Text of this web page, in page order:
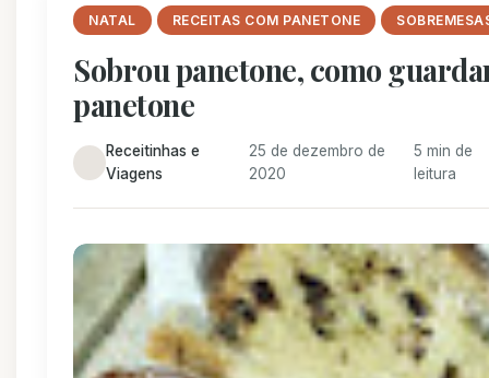
NATAL RECEITAS COM PANETONE
Sobrou panetone, como
panetone
Receitinhas e
Viagens
25 de dezembro de
2020
5 min de
leitura